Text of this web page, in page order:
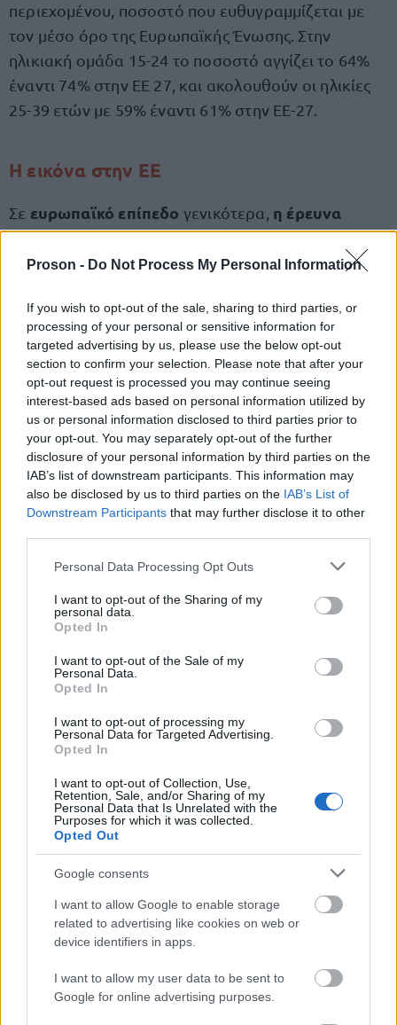
Proson - Do Not Process My Personal Information
If you wish to opt-out of the sale, sharing to third parties, or
processing of your personal or sensitive information for
targeted advertising by us, please use the below opt-out
section to confirm your selection. Please note that after your
opt-out request is processed you may continue seeing
interest-based ads based on personal information utilized by
us or personal information disclosed to third parties prior to
your opt-out. You may separately opt-out of the further
disclosure of your personal information by third parties on the
IAB’s list of downstream participants. This information may
also be disclosed by us to third parties on the IAB’s List of
Downstream Participants that may further disclose it to other
Please note that this website/app uses one or more Google
not limited to your visit or usage behaviour. You may click to
grant or deny consent to Google and its third-party tags to
use your data for below specified purposes in below Google
consent section.
Personal Data Processing Opt Outs
I want to opt-out of the Sharing of my
personal data.
Opted In
I want to opt-out of the Sale of my
Personal Data.
Opted In
I want to opt-out of processing my
Personal Data for Targeted Advertising.
Opted In
I want to opt-out of Collection, Use,
Retention, Sale, and/or Sharing of my
Personal Data that Is Unrelated with the
Purposes for which it was collected.
Opted Out
Google consents
I want to allow Google to enable storage
related to advertising like cookies on web or
device identifiers in apps.
I want to allow my user data to be sent to
Google for online advertising purposes.
περιεχομένου, ποσοστό που ευθυγραμμίζεται με
τον μέσο όρο της Ευρωπαϊκής Ένωσης. Στην
ηλικιακή ομάδα 15-24 το ποσοστό αγγίζει το 64%
έναντι 74% στην ΕΕ 27, και ακολουθούν οι ηλικίες
25-39 ετών με 59% έναντι 61% στην ΕΕ-27.
Η εικόνα στην ΕΕ
Σε ευρωπαϊκό επίπεδο γενικότερα, η έρευνα
δείχνει ότι οι πολίτες συνδυάζουν παραδοσιακά
και ψηφιακά μέσα για την ενημέρωσή τους. Το 66%
το 59% ενημερώνεται καθημερινά από άλλες
ψηφιακές πηγές.
τηλεόρασηπαραμένει η συχνότερη πηγή
ενημέρωσης (71%), ενώ social media και μηχανές
αναζήτησης χρησιμοποιούνται από περίπου
τέσσερις στους δέκα.
Το42%δηλώνει ότι η τηλεόραση έχει αποκτήσει
μεγαλύτερη σημασία τον τελευταίο χρόνο, ενώ το
25% αναφέρει το ίδιο για τα μέσα κοινωνικής
πιο δημοφιλείς θεματικές της ενημέρωσης
στην ΕΕείναι η δημόσια υγεία και τα συστήματα
περίθαλψης (61%), ακολουθούμενα από ζητήματα
αλλαγής.
έκθεσησε παραπληροφόρηση παραμένει υψηλή:
πάνω από ένας στους τρεις αναφέρει ότι συναντά
συχνά ή πολύ συχνά ψευδές ή παραπλανητικό
περιεχόμενο.
Επίπεδα εμπιστοσύνης